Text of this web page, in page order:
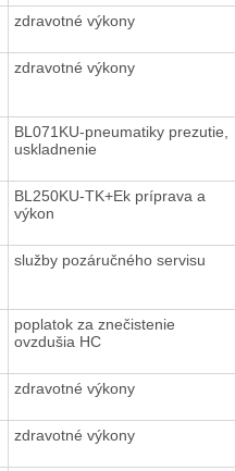
zdravotné výkony
zdravotné výkony
BL071KU-pneumatiky prezutie,
uskladnenie
BL250KU-TK+Ek príprava a
výkon
služby pozáručného servisu
poplatok za znečistenie
ovzdušia HC
zdravotné výkony
zdravotné výkony